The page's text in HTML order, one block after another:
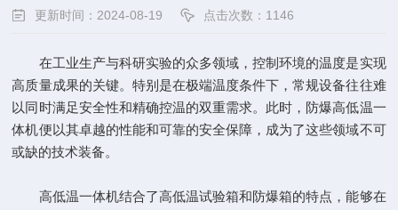
更新时间：2024-08-19 点击次数：1146
在工业生产与科研实验的众多领域，控制环境的温度是实现
高质量成果的关键。特别是在极端温度条件下，常规设备往往难
以同时满足安全性和精确控温的双重需求。此时，防爆高低温一
体机便以其卓越的性能和可靠的安全保障，成为了这些领域不可
或缺的技术装备。
高低温一体机结合了高低温试验箱和防爆箱的特点，能够在